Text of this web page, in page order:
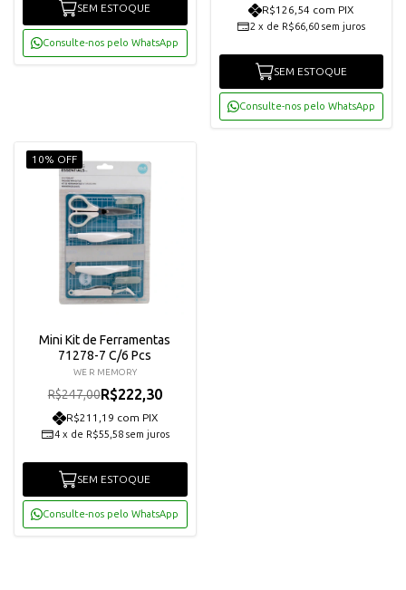
SEM ESTOQUE
Consulte-nos pelo WhatsApp
R$126,54 com PIX
2 x de R$66,60 sem juros
SEM ESTOQUE
Consulte-nos pelo WhatsApp
10% OFF
Mini Kit de Ferramentas
71278-7 C/6 Pcs
WE R MEMORY
R$247,00R$222,30
R$211,19 com PIX
4 x de R$55,58 sem juros
SEM ESTOQUE
Consulte-nos pelo WhatsApp